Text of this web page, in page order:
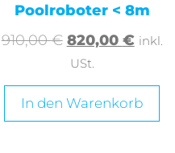
Poolroboter < 8m
910,00€ 820,00 € inkl.
USt.
In den Warenkorb